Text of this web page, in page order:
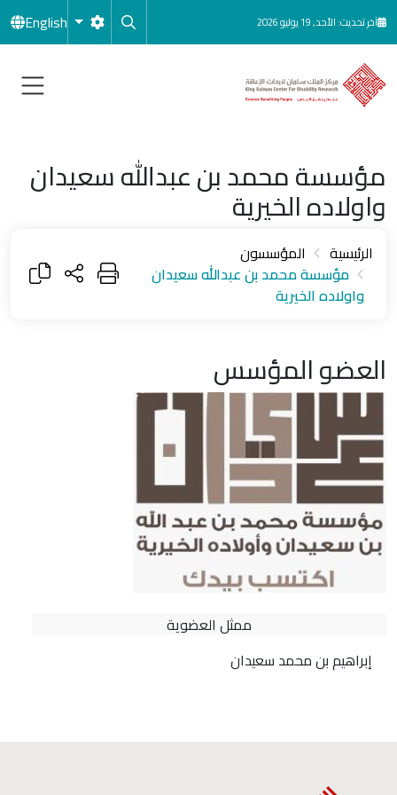
تجاوز إلى المحتوى الرئيسي
آخر تحديث: الأحد, 19 يوليو 2026 English
مؤسسة محمد بن عبدالله سعيدان
واولاده الخيرية
الرئيسية
المؤسسون
مؤسسة محمد بن عبدالله سعيدان
واولاده الخيرية
العضو المؤسس
ممثل العضوية
إبراهيم بن محمد سعيدان